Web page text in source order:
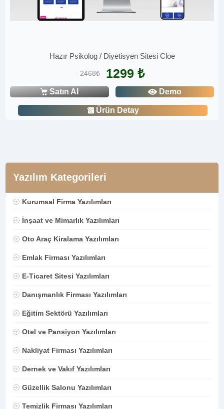
Yazılım Kategorileri
Kurumsal Firma Yazılımları
İnşaat ve Mimarlık Yazılımları
Oto Araç Kiralama Yazılımları
Emlak Firması Yazılımları
E-Ticaret Sitesi Yazılımları
Danışmanlık Firması Yazılımları
Eğitim Sektörü Yazılımları
Otel ve Pansiyon Yazılımları
Nakliyat Firması Yazılımları
Dernek ve Vakıf Yazılımları
Güzellik Salonu Yazılımları
Temizlik Firması Yazılımları
Hazır Psikolog / Diyetisyen Sitesi Cloe
2468₺ 1299 ₺
Satın Al Demo
Ürün Detay